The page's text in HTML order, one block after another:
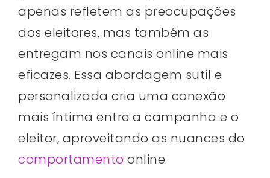
apenas refletem as preocupações
dos eleitores, mas também as
entregam nos canais online mais
eficazes. Essa abordagem sutil e
personalizada cria uma conexão
mais íntima entre a campanha e o
eleitor, aproveitando as nuances do
comportamento online.